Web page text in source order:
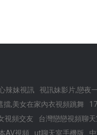
辣妹視訊 視訊妹影片,戀夜
擋,美女在家內衣視頻跳舞
視頻交友 台灣戀戀視頻聊天
AV視頻 ut聊天室手機版